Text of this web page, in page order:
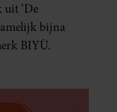
uit ‘De
bijna
BIYÙ.